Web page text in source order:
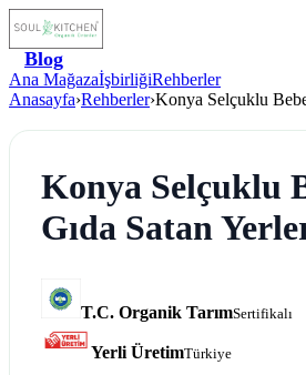
Blog
Ana MağazaİşbirliğiRehberler
Anasayfa›Rehberler›Konya Selçuklu
Konya Selçuklu
Gıda Satan
T.C. Organik TarımSertifikalı
Yerli ÜretimTürkiye